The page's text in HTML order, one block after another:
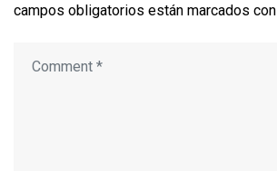
campos obligatorios están marcados con